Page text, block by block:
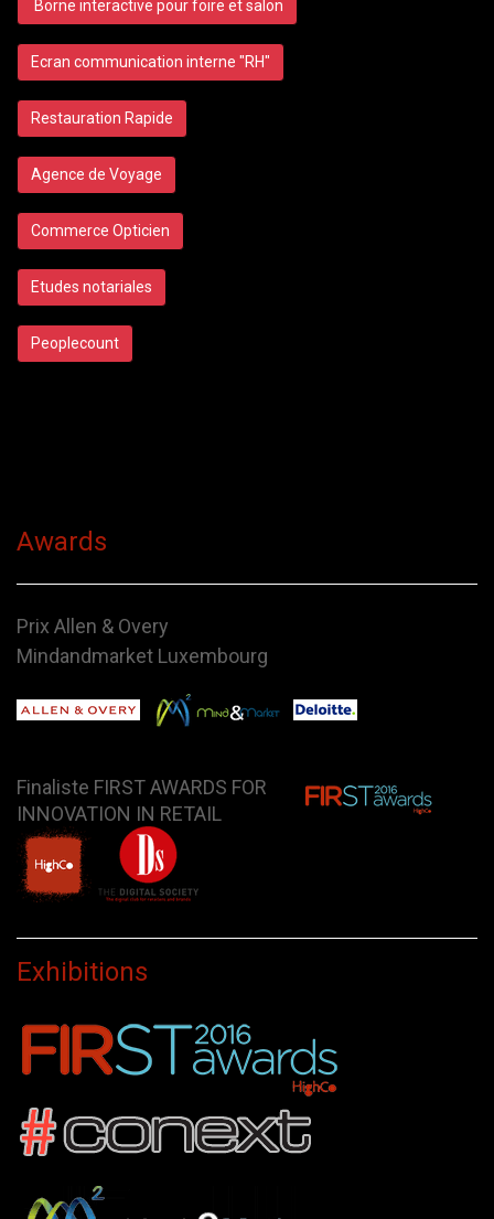
Borne interactive pour foire et salon
Ecran communication interne "RH"
Restauration Rapide
Agence de Voyage
Commerce Opticien
Etudes notariales
Peoplecount
Awards
Prix Allen & Overy
Mindandmarket Luxembourg
Finaliste FIRST AWARDS FOR
INNOVATION IN RETAIL
Exhibitions